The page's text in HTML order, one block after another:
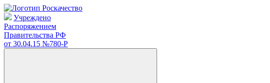
Учреждено
Распоряжением
Правительства РФ
от 30.04.15 №780-Р